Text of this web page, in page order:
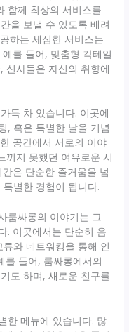
함께 최상의 서비스를
을 보낼 수 있도록 배려
하는 세심한 서비스는
를 들어, 맞춤형 칵테일
신사들은 자신의 취향에
득 차 있습니다. 이곳에
, 혹은 특별한 날을 기념
공간에서 서로의 이야
끼지 못했던 여유로운 시
은 단순한 즐거움을 넘
별한 경험이 됩니다.
룸싸롱의 이야기는 그
. 이곳에서는 단순히 음
와 네트워킹을 통해 인
를 들어, 룸싸롱에서의
도 하며, 새로운 친구를
한 메뉴에 있습니다. 많